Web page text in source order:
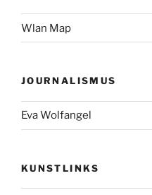
Wlan Map
JOURNALISMUS
Eva Wolfangel
KUNSTLINKS